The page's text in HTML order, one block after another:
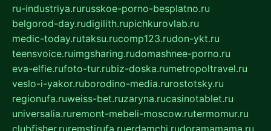
ru-industriya.rurusskoe-porno-besplatno.ru
belgorod-day.rudigilith.rupichkurovlab.ru
medic-today.rutaksu.rucomp123.rudon-ykt.ru
teensvoice.ruimgsharing.rudomashnee-porno.ru
eva-elfie.rufoto-tur.rubiz-doska.rumetropoltravel.ru
veslo-i-yakor.ruborodino-media.rurostotsky.ru
regionufa.ruweiss-bet.ruzaryna.rucasinotablet.ru
universalia.ruremont-mebeli-moscow.rutermomur.ru
clubfisher.ruremstirufa.ruerdamchi.rudoramamama.ru